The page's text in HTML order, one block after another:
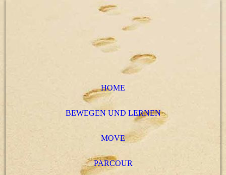
HOME
BEWEGEN UND LERNEN
MOVE
PARCOUR